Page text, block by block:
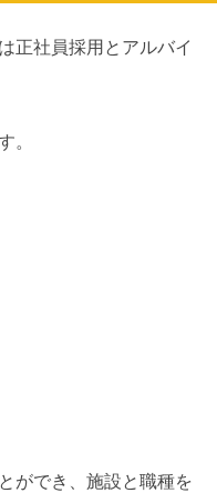
正社員採用とアルバイ
。
ができ、施設と職種を